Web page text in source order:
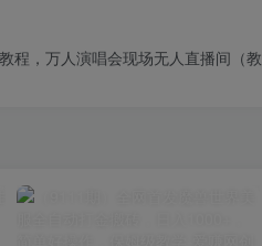
程，万人演唱会现场无人直播间（教